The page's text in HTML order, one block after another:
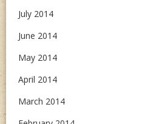
July 2014
June 2014
May 2014
April 2014
March 2014